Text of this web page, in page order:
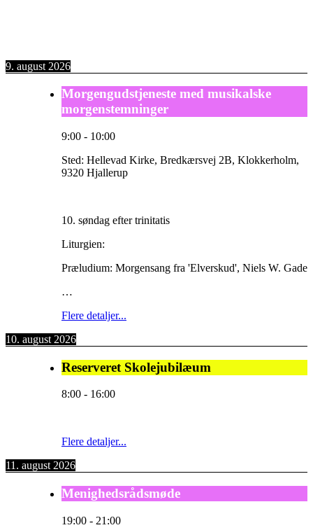
9. august 2026
Morgengudstjeneste med musikalske
morgenstemninger
9:00 - 10:00
Sted: Hellevad Kirke, Bredkærsvej 2B, Klokkerholm,
9320 Hjallerup
10. søndag efter trinitatis
Liturgien:
Præludium: Morgensang fra 'Elverskud', Niels W. Gade
…
Flere detaljer...
10. august 2026
Reserveret Skolejubilæum
8:00 - 16:00
Flere detaljer...
11. august 2026
Menighedsrådsmøde
19:00 - 21:00